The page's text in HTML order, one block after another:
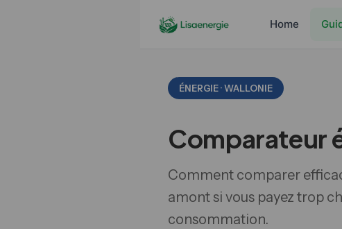
Home
ÉNERGIE · WALLONIE
Comparateur
Comment comparer
amont si vous payez trop
consommation.